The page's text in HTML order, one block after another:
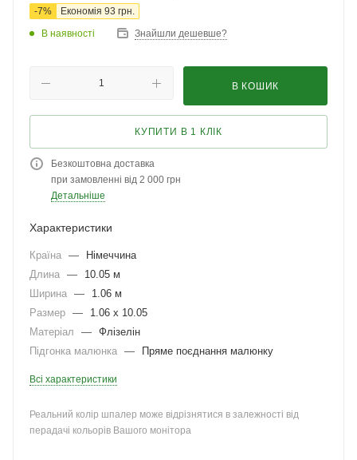
-7% Економія 93 грн.
В наявності
Знайшли дешевше?
В КОШИК
КУПИТИ В 1 КЛІК
Безкоштовна доставка
при замовленні від 2 000 грн
Детальніше
Характеристики
Країна —
Німеччина
Длина —
10.05 м
Ширина —
1.06 м
Размер —
1.06 x 10.05
Матеріал
— Флізелін
Підгонка малюнка — Пряме поєднання малюнку
Всі характеристики
Реальний колір шпалер може відрізнятися в залежності від
перадачі кольорів Вашого монітора